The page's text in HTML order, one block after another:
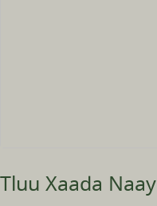
Tluu Xaada Naay